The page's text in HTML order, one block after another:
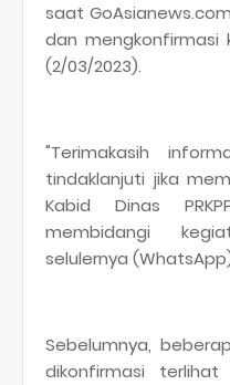
saat
dan mengkonfirmasi
(2/03/2023).
"Terimakasih
tindaklanjuti jika
Kabid Dinas
membidangi
selulernya
Sebelumnya,
dikonfirmasi